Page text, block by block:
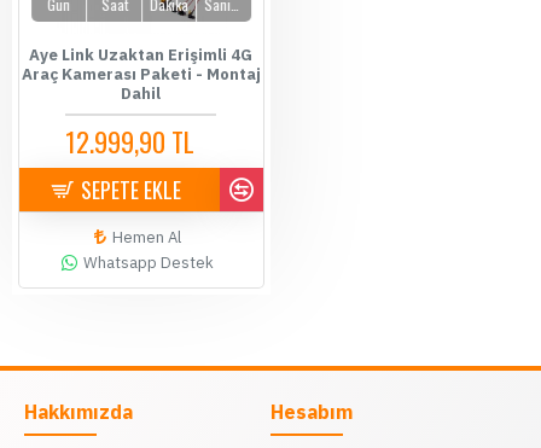
Gün
Saat
Dakika
Aye Link Uzaktan Erişimli 4G
Araç Kamerası Paketi - Montaj
Dahil
12.999,90 TL
SEPETE EKLE
Hemen Al
Whatsapp Destek
Hakkımızda Hesabım